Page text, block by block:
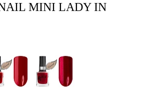
MINI LADY IN